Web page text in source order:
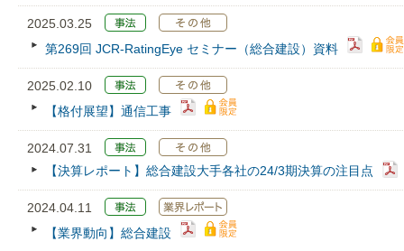
2025.03.25
第269回 JCR‐RatingEye セミナー（総合建設）資料
2025.02.10
【格付展望】通信工事
2024.07.31
【決算レポート】総合建設大手各社の24/3期決算の注目点
2024.04.11
【業界動向】総合建設